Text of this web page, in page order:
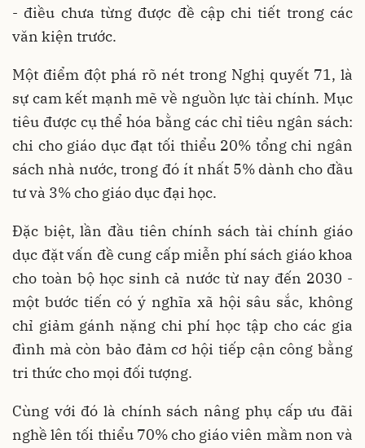
- điều chưa từng được đề cập chi tiết trong các
văn kiện trước.
Một điểm đột phá rõ nét trong Nghị quyết 71, là
sự cam kết mạnh mẽ về nguồn lực tài chính. Mục
tiêu được cụ thể hóa bằng các chỉ tiêu ngân sách:
chi cho giáo dục đạt tối thiểu 20% tổng chi ngân
sách nhà nước, trong đó ít nhất 5% dành cho đầu
tư và 3% cho giáo dục đại học.
Đặc biệt, lần đầu tiên chính sách tài chính giáo
dục đặt vấn đề cung cấp miễn phí sách giáo khoa
cho toàn bộ học sinh cả nước từ nay đến 2030 -
một bước tiến có ý nghĩa xã hội sâu sắc, không
chỉ giảm gánh nặng chi phí học tập cho các gia
đình mà còn bảo đảm cơ hội tiếp cận công bằng
tri thức cho mọi đối tượng.
Cùng với đó là chính sách nâng phụ cấp ưu đãi
nghề lên tối thiểu 70% cho giáo viên mầm non và